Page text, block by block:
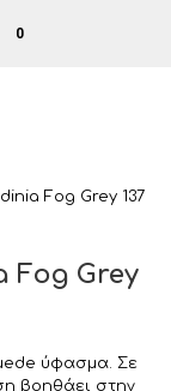
0
Fog Grey 137
Fog Grey
ύφασμα. Σε
βοηθάει στην